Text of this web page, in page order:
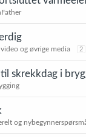
og øvrige media 2
skrekkdag i
og